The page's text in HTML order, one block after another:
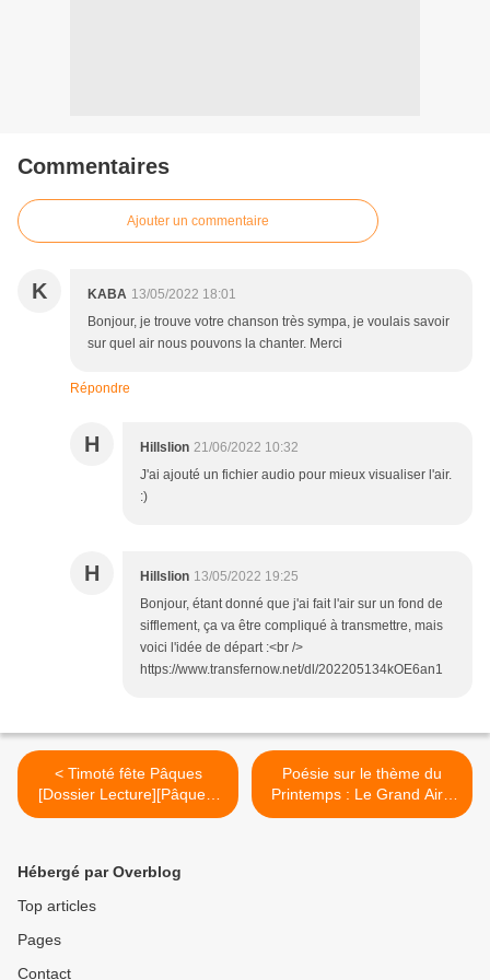
Commentaires
Ajouter un commentaire
K KABA 13/05/2022 18:01
Bonjour, je trouve votre chanson très sympa, je voulais savoir
sur quel air nous pouvons la chanter. Merci
Répondre
H Hillslion 21/06/2022 10:32
J'ai ajouté un fichier audio pour mieux visualiser l'air.
:)
H Hillslion 13/05/2022 19:25
Bonjour, étant donné que j'ai fait l'air sur un fond de
sifflement, ça va être compliqué à transmettre, mais
voici l'idée de départ :<br />
https://www.transfernow.net/dl/202205134kOE6an1
< Timoté fête Pâques
[Dossier Lecture][Pâques]
[Maternelle]
Poésie sur le thème du
Printemps : Le Grand Air -
Anthony Stolz [Poésie]
Hébergé par Overblog
Top articles
Pages
Contact